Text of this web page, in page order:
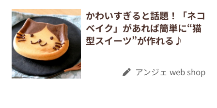
かわいすぎると話題！「ネコ
ベイク」があれば簡単に“猫
型スイーツ”が作れる♪
アンジェ web shop